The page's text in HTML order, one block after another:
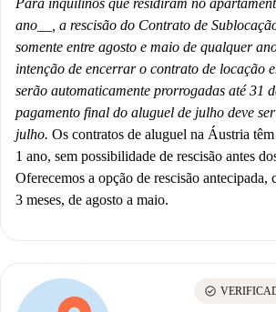
ano __, a rescisão do Contrato de
somente entre agosto e maio de qualquer
intenção de encerrar o contrato de locação
serão automaticamente prorrogadas até 31
pagamento final do aluguel de julho deve
julho. Os contratos de aluguel na Áustria
1 ano, sem possibilidade de rescisão antes
Oferecemos a opção de rescisão antecipada,
3 meses, de agosto a maio.
check_circle